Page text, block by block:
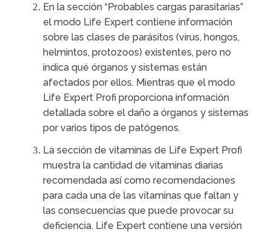
En la sección “Probables cargas parasitarias”
el modo Life Expert contiene información
sobre las clases de parásitos (virus, hongos,
helmintos, protozoos) existentes, pero no
indica qué órganos y sistemas están
afectados por ellos. Mientras que el modo
Life Expert Profi proporciona información
detallada sobre el daño a órganos y sistemas
por varios tipos de patógenos.
La sección de vitaminas de Life Expert Profi
muestra la cantidad de vitaminas diarias
recomendada así como recomendaciones
para cada una de las vitaminas que faltan y
las consecuencias que puede provocar su
deficiencia. Life Expert contiene una versión